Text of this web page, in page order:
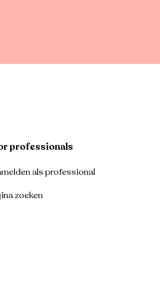
professionals
als professional
zoeken